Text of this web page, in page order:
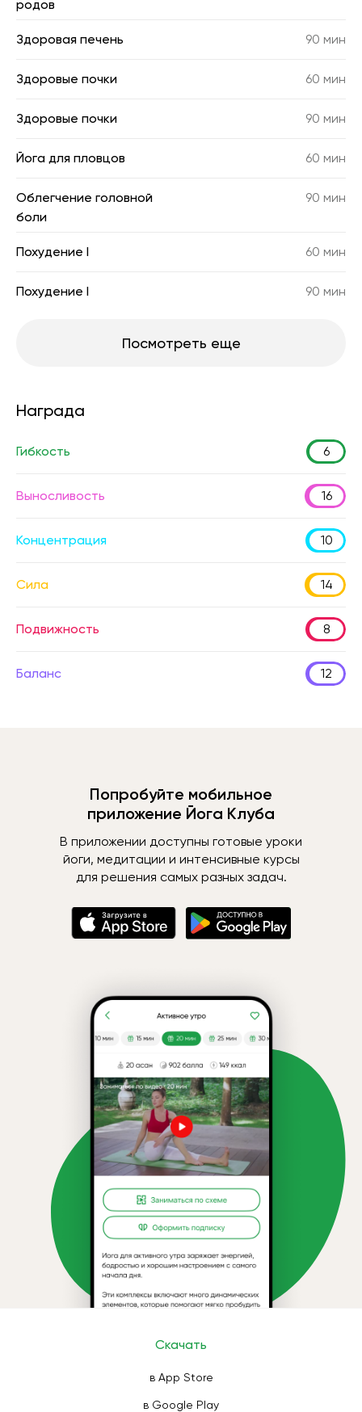
родов
Здоровая печень 90 мин
Здоровые почки 60 мин
Здоровые почки 90 мин
Йога для пловцов 60 мин
Облегчение головной
боли
90 мин
Похудение I 60 мин
Похудение I 90 мин
Посмотреть еще
Награда
Гибкость 6
Выносливость 16
Концентрация 10
Сила 14
Подвижность 8
Баланс 12
Попробуйте мобильное
приложение Йога Клуба
В приложении доступны готовые уроки
йоги, медитации и интенсивные курсы
для решения самых разных задач.
Скачать
в App Store
в Google Play